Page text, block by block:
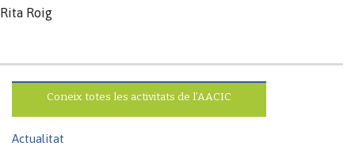
Rita Roig
Coneix totes les activitats de l’AACIC
Actualitat